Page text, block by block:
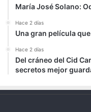
María José Solano:
Hace 2 días
Una gran película
Hace 2 días
Del cráneo del Cid
secretos mejor